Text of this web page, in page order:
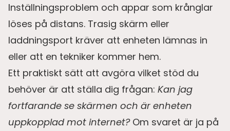
Inställningsproblem och appar som krånglar
löses på distans. Trasig skärm eller
laddningsport kräver att enheten lämnas in
eller att en tekniker kommer hem.
Ett praktiskt sätt att avgöra vilket stöd du
behöver är att ställa dig frågan: Kan jag
fortfarande se skärmen och är enheten
uppkopplad mot internet?Om svaret är ja på